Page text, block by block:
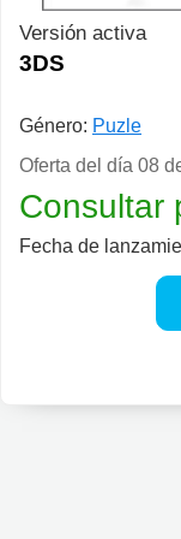
Versión activa
3DS
Género: Puzle
Oferta del día 08
Consultar
Fecha de